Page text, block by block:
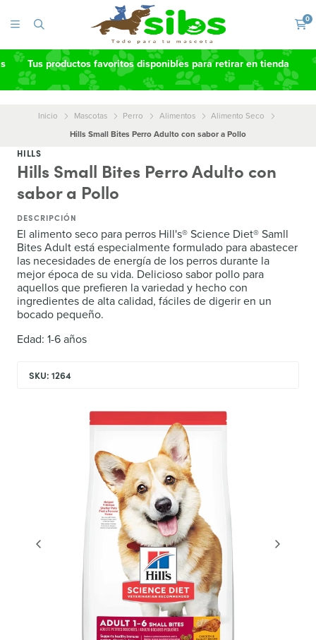
0
Tus productos favoritos disponibles para retirar en tienda
Inicio Mascotas Perro Alimentos
Alimento Seco
Hills Small Bites Perro Adulto con sabor a Pollo
HILLS
Hills Small Bites Perro Adulto con
sabor a Pollo
DESCRIPCIÓN
El alimento seco para perros Hill's® Science Diet® Samll
Bites Adult está especialmente formulado para abastecer
las necesidades de energía de los perros durante la
mejor época de su vida. Delicioso sabor pollo para
aquellos que prefieren la variedad y hecho con
ingredientes de alta calidad, fáciles de digerir en un
bocado pequeño.
Edad: 1-6 años
SKU: 1264